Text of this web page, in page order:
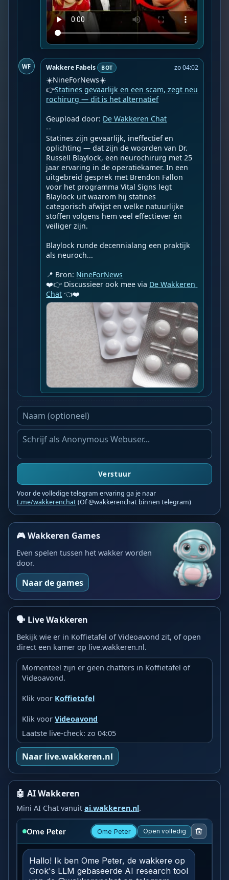
WF Wakkere Fabels BOT zo 04:02
☀️NineForNews☀️
👉Statines gevaarlijk en een scam, zegt neu
rochirurg — dit is het alternatief
Geupload door: De Wakkeren Chat
--
Statines zijn gevaarlijk, ineffectief en
oplichting — dat zijn de woorden van Dr.
Russell Blaylock, een neurochirurg met 25
jaar ervaring in de operatiekamer. In een
uitgebreid gesprek met Brendon Fallon
voor het programma Vital Signs legt
Blaylock uit waarom hij statines
categorisch afwijst en welke natuurlijke
stoffen volgens hem veel effectiever én
veiliger zijn.
Blaylock runde decennialang een praktijk
als neuroch...
📍 Bron: NineForNews
❤️👉 Discussieer ook mee via De Wakkeren
Chat 👈❤️
Verstuur
Voor de volledige telegram ervaring ga je naar
t.me/wakkerenchat(Of @wakkerenchat binnen telegram)
🎮 Wakkeren Games
Even spelen tussen het wakker worden
door.
Naar de games
🗣️ Live Wakkeren
Bekijk wie er in Koffietafel of Videoavond zit, of open
direct een kamer op live.wakkeren.nl.
Momenteel zijn er geen chatters in Koffietafel of
Videoavond.
Klik voor Koffietafel
Klik voorVideoavond
Laatste live-check: zo 04:05
Naar live.wakkeren.nl
🤖 AI Wakkeren
Mini AI Chat vanuitai.wakkeren.nl.